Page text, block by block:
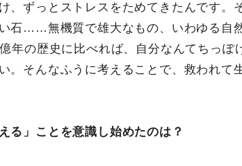
、ずっとストレスをためてきたんです。
石……無機質で雄大なもの、いわゆる自
年の歴史に比べれば、自分なんてちっぽ
。そんなふうに考えることで、救われて
」ことを意識し始めたのは？